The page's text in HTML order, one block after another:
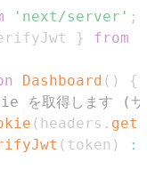
'next/server' ;
} from
Dashboard ( )
{
を取得します (サ
( headers . get
( token ) :